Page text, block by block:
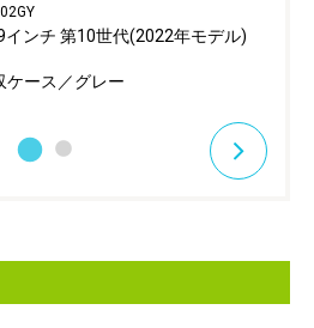
インチ 第10世代(2022年モデル)
ケース／グレー